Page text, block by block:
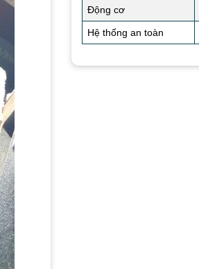
Động cơ
Hệ thống an toàn